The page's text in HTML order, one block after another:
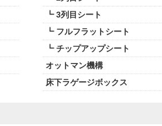
┗ 3列目シート
┗ フルフラットシート
┗ チップアップシート
オットマン機構
床下ラゲージボックス